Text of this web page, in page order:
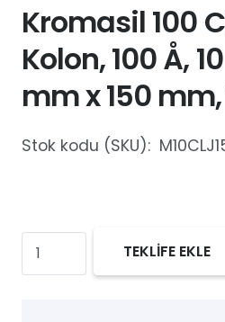
Kromasil 100
Kolon, 100 Å,
mm x 150
Stok kodu (SKU):
Kromasil
100
TEKLİFE EKLE